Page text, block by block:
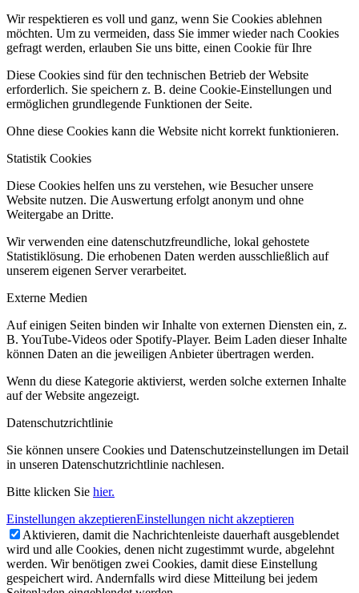
Wir respektieren es voll und ganz, wenn Sie Cookies ablehnen
möchten. Um zu vermeiden, dass Sie immer wieder nach Cookies
gefragt werden, erlauben Sie uns bitte, einen Cookie für Ihre
Diese Cookies sind für den technischen Betrieb der Website
erforderlich. Sie speichern z. B. deine Cookie-Einstellungen und
ermöglichen grundlegende Funktionen der Seite.
Ohne diese Cookies kann die Website nicht korrekt funktionieren.
Statistik Cookies
Diese Cookies helfen uns zu verstehen, wie Besucher unsere
Website nutzen. Die Auswertung erfolgt anonym und ohne
Weitergabe an Dritte.
Wir verwenden eine datenschutzfreundliche, lokal gehostete
Statistiklösung. Die erhobenen Daten werden ausschließlich auf
unserem eigenen Server verarbeitet.
Externe Medien
Auf einigen Seiten binden wir Inhalte von externen Diensten ein, z.
B. YouTube-Videos oder Spotify-Player. Beim Laden dieser Inhalte
können Daten an die jeweiligen Anbieter übertragen werden.
Wenn du diese Kategorie aktivierst, werden solche externen Inhalte
auf der Website angezeigt.
Datenschutzrichtlinie
Sie können unsere Cookies und Datenschutzeinstellungen im Detail
in unseren Datenschutzrichtlinie nachlesen.
Bitte klicken Sie hier.
Einstellungen akzeptierenEinstellungen nicht akzeptieren
Aktivieren, damit die Nachrichtenleiste dauerhaft ausgeblendet
wird und alle Cookies, denen nicht zugestimmt wurde, abgelehnt
werden. Wir benötigen zwei Cookies, damit diese Einstellung
gespeichert wird. Andernfalls wird diese Mitteilung bei jedem